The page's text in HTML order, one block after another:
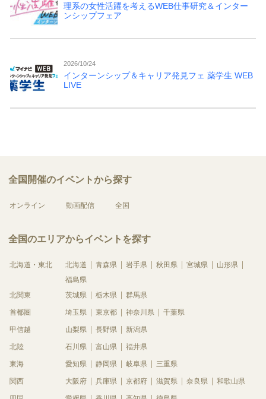
理系の女性活躍を考えるWEB仕事研究＆インター
ンシップフェア
2026/10/24
インターンシップ＆キャリア発見フェ 薬学生 WEB
LIVE
全国開催のイベントから探す
オンライン 動画配信 全国
全国のエリアからイベントを探す
北海道・東北 北海道 青森県 岩手県 秋田県 宮城県
山形県
福島県
北関東
茨城県 栃木県 群馬県
首都圏 埼玉県 東京都 神奈川県 千葉県
甲信越 山梨県 長野県 新潟県
北陸 石川県 富山県 福井県
東海 愛知県 静岡県 岐阜県 三重県
関西 大阪府 兵庫県 京都府 滋賀県 奈良県 和歌山県